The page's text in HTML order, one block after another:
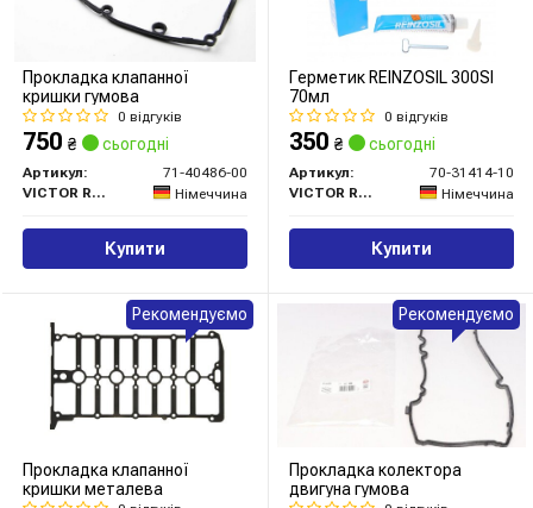
Прокладка клапанної
кришки гумова
0 відгуків
750 ₴ сьогодні
Артикул:
71-40486-00
VICTOR REINZ
Німеччина
Купити
Герметик REINZOSIL 300SI
70мл
0 відгуків
350 ₴ сьогодні
Артикул:
70-31414-10
VICTOR REINZ
Німеччина
Купити
Прокладка клапанної
кришки металева
Рекомендуємо
Прокладка колектора
двигуна гумова
Рекомендуємо